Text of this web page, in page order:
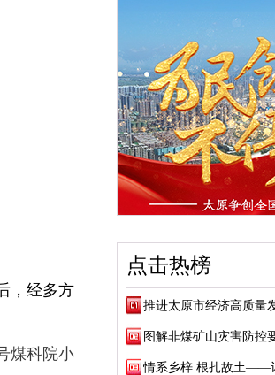
，经多方
煤科院小
点击热榜
推进太原市经济高质量
图解非煤矿山灾害防控
情系乡梓 根扎故土——